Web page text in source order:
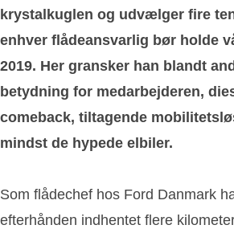
krystalkuglen og udvælger fire
enhver flådeansvarlig bør holde
2019. Her gransker han blandt
betydning for medarbejderen,
comeback, tiltagende
mindst de hypede elbiler.
Som flådechef hos Ford Danmark
efterhånden indhentet flere